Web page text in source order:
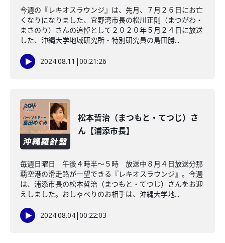
今週の『レキオスラウンジ』は、先月、７月２６日にお亡
くなりになりました、宜野湾市長の松川正則（まつがわ・
まさのり）さんの追悼として２０２０年５月２４日に放送
した、沖縄大学地域研究所・特別研究員の島田勝...
2024.08.11 |00:21:26
松本哲治（まつもと・てつじ）さ
ん【浦添市長】
毎週日曜日 午後４時半～５時 放送中８月４日放送分那
覇空港の滑走路が一望できる『レキオスラウンジ』。今週
は、浦添市長の松本哲治（まつもと・てつじ）さんをお迎
えしました。おしゃべりのお相手は、沖縄大学地...
2024.08.04|00:22:03